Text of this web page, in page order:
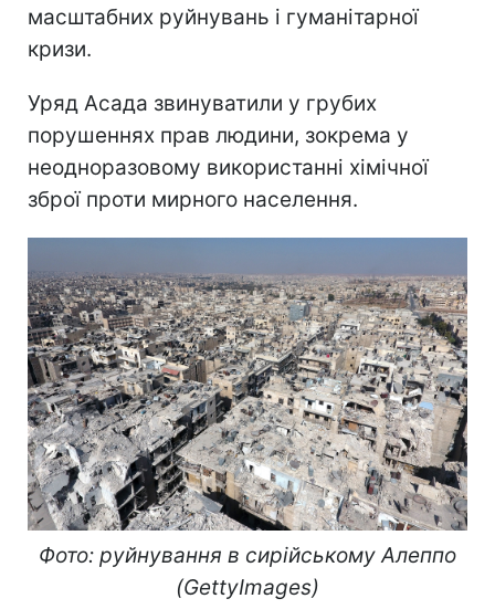
масштабних руйнувань і гуманітарної
кризи.
Уряд Асада звинуватили у грубих
порушеннях прав людини, зокрема у
неодноразовому використанні хімічної
зброї проти мирного населення.
Фото: руйнування в сирійському Алеппо
(GettyImages)